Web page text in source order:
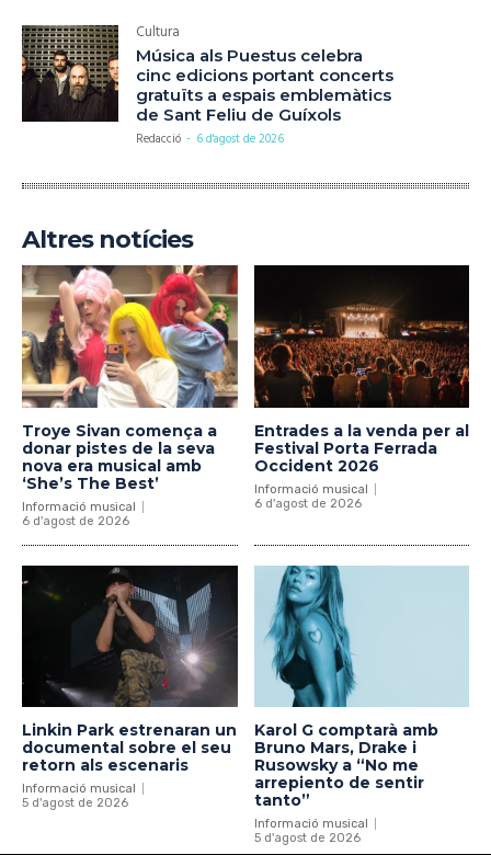
Cultura
Música als Puestus celebra
cinc edicions portant concerts
gratuïts a espais emblemàtics
de Sant Feliu de Guíxols
Redacció - 6 d'agost de 2026
Altres notícies
Troye Sivan comença a
donar pistes de la seva
nova era musical amb
‘She’s The Best’
Informació musical
6 d'agost de 2026
Entrades a la venda per al
Festival Porta Ferrada
Occident 2026
Informació musical
6 d'agost de 2026
Linkin Park estrenaran un
documental sobre el seu
retorn als escenaris
Informació musical
5 d'agost de 2026
Karol G comptarà amb
Bruno Mars, Drake i
Rusowsky a “No me
arrepiento de sentir
tanto”
Informació musical
5 d'agost de 2026